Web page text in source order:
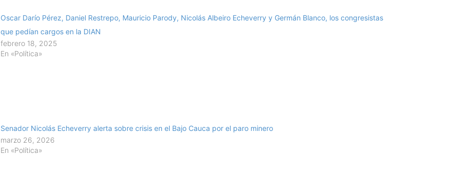
Oscar Darío Pérez, Daniel Restrepo, Mauricio Parody, Nicolás Albeiro Echeverry y Germán Blanco, los congresistas
que pedían cargos en la DIAN
febrero 18, 2025
En «Política»
Senador Nicolás Echeverry alerta sobre crisis en el Bajo Cauca por el paro minero
marzo 26, 2026
En «Política»